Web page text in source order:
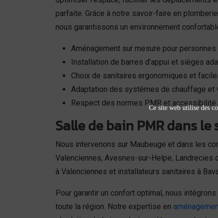
parfaite. Grâce à notre savoir-faire en
nous garantissons un environnement
Aménagement sur mesure pour
Installation de barres d’appui et sièges
Choix de sanitaires ergonomiques et
Adaptation des systèmes de chauffage et
Respect des normes PMR et accessibilité
Salle de bain PMR dans
Nous intervenons sur Maubeuge et dans les
Valenciennes, Avesnes-sur-Helpe,
à Valenciennes et installateurs sanitaires à
Pour garantir un confort optimal, nous
toute la région. Notre expertise en
Ce site web utilise des